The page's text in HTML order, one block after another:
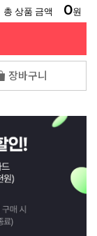
총 상품 금액 0원
장바구니